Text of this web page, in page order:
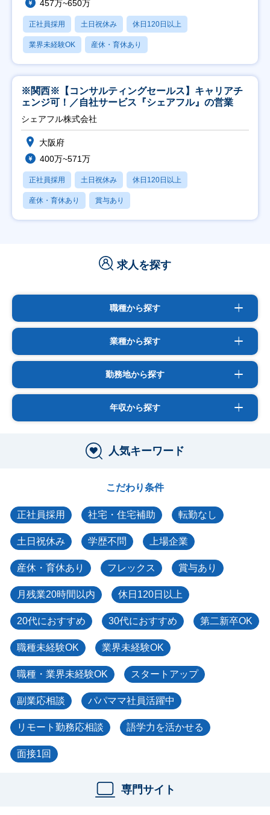
457万~650万
正社員採用 土日祝休み 休日120日以上
業界未経験OK 産休・育休あり
※関西※【コンサルティングセールス】キャリアチ
ェンジ可！／自社サービス『シェアフル』の営業
シェアフル株式会社
大阪府
400万~571万
正社員採用 土日祝休み 休日120日以上
産休・育休あり 賞与あり
求人を探す
職種から探す
業種から探す
勤務地から探す
年収から探す
人気キーワード
こだわり条件
正社員採用 社宅・住宅補助 転勤なし
土日祝休み 学歴不問 上場企業
産休・育休あり フレックス 賞与あり
月残業20時間以内 休日120日以上
20代におすすめ 30代におすすめ 第二新卒OK
職種未経験OK 業界未経験OK
職種・業界未経験OK スタートアップ
副業応相談 パパママ社員活躍中
リモート勤務応相談 語学力を活かせる
面接1回
専門サイト